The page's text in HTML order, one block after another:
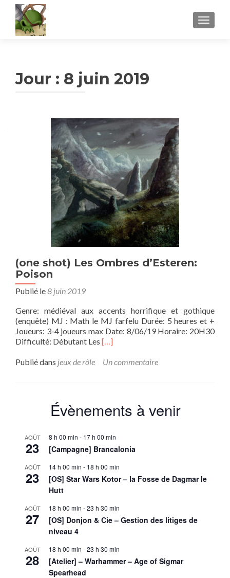
Jour : 8 juin 2019
(one shot) Les Ombres d’Esteren:
Poison
Publié le8 juin 2019
Genre: médiéval aux accents horrifique et gothique
(enquête) MJ : Math le MJ farfelu Durée: 5 heures et +
Joueurs: 3-4 joueurs max Date: 8/06/19 Horaire: 20H30
Difficulté: Débutant Les En
plus
d’Esteren:
[…]
Publié dans jeux de rôle Un commentaire
Évènements à venir
AOÛT
23
8 h 00 min - 17 h 00 min
[Campagne] Brancalonia
AOÛT
23
14 h 00 min - 18 h 00 min
[OS] Star Wars Kotor – la Fosse de Dagmar le
Hutt
AOÛT
27
18 h 00 min -23 h 30 min
[OS] Donjon & Cie – Gestion des litiges de
niveau 4
AOÛT
28
18 h 00 min -23 h 30 min
[Atelier] – Warhammer – Age of Sigmar
Spearhead